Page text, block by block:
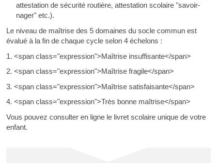
attestation de sécurité routière, attestation scolaire "savoir-
nager" etc.).
Le niveau de maîtrise des 5 domaines du socle commun est
évalué à la fin de chaque cycle selon 4 échelons :
1. <span class="expression">Maîtrise insuffisante</span>
2. <span class="expression">Maîtrise fragile</span>
3. <span class="expression">Maîtrise satisfaisante</span>
4. <span class="expression">Très bonne maîtrise</span>
Vous pouvez consulter en ligne le livret scolaire unique de votre
enfant.